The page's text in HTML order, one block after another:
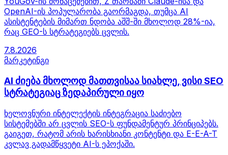
OpenAI-ის პოპულარობა გაორმაგდა, თუმცა AI
ასისტენტების მიმართ ნდობა აშშ-ში მხოლოდ 28%-ია,
რაც GEO-ს სტრატეგიებს ცვლის.
7.8.2026
მარკეტინგი
AI ძიება მხოლოდ მათთვისაა სიახლე, ვისი SEO
სტრატეგიაც ზედაპირული იყო
ხელოვნური ინტელექტის ინტეგრაცია საძიებო
სისტემებში არ ცვლის SEO-ს ფუნდამენტურ პრინციპებს.
გაიგეთ, რატომ არის ხარისხიანი კონტენტი და E-E-A-T
კვლავ გადამწყვეტი AI-ს ეპოქაში.